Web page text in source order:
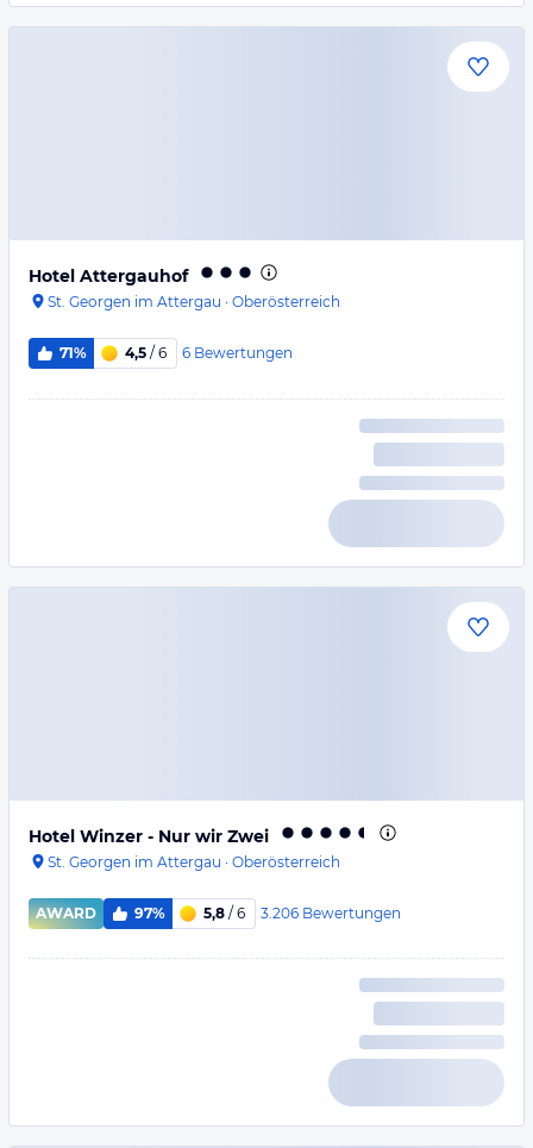
Hotel Attergauhof
St. Georgen im Attergau · Oberösterreich
71% 4,5 / 6 6 Bewertungen
Hotel Winzer - Nur wir Zwei
St. Georgen im Attergau · Oberösterreich
AWARD 97% 5,8 / 6 3.206 Bewertungen